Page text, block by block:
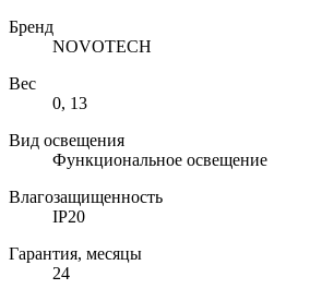
Бренд
NOVOTECH
Вес
0, 13
Вид освещения
Функциональное освещение
Влагозащищенность
IP20
Гарантия, месяцы
24